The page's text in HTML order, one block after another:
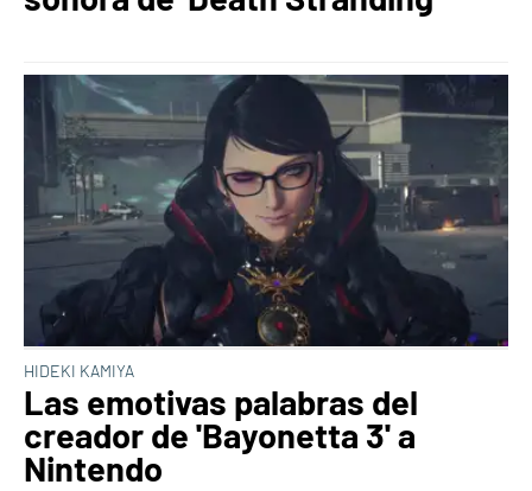
HIDEKI KAMIYA
Las emotivas palabras del
creador de 'Bayonetta 3' a
Nintendo